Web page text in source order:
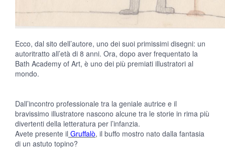
Ecco, dal sito dell’autore, uno dei suoi primissimi disegni: un
autoritratto all’età di 8 anni. Ora, dopo aver frequentato la
Bath Academy of Art, è uno dei più premiati illustratori al
mondo.
Dall’incontro professionale tra la geniale autrice e il
bravissimo illustratore nascono alcune tra le storie in rima più
divertenti della letteratura per l’infanzia.
Avete presente il Gruffalò, il buffo mostro nato dalla fantasia
di un astuto topino?